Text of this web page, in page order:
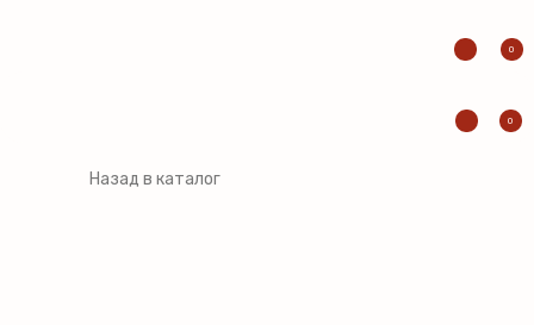
0
0
Назад в каталог